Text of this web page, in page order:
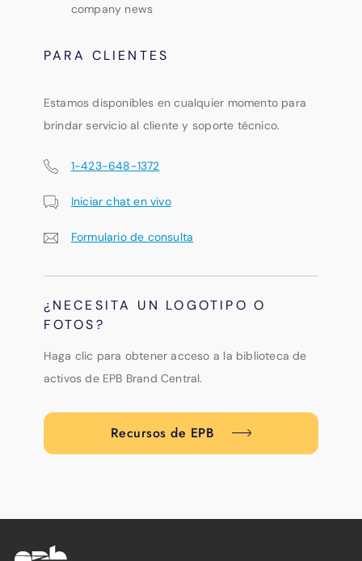
company news
PARA CLIENTES
Estamos disponibles en cualquier momento para
brindar servicio al cliente y soporte técnico.
1-423-648-1372
Iniciar chat en vivo
Formulario de consulta
¿NECESITA UN LOGOTIPO O
FOTOS?
Haga clic para obtener acceso a la biblioteca de
activos de EPB Brand Central.
Recursos de EPB